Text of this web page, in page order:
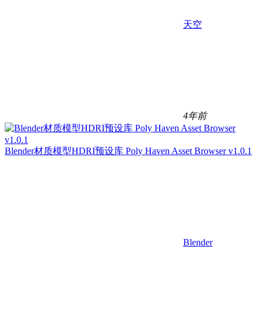
天空
4年前
Blender材质模型HDRI预设库 Poly Haven Asset Browser v1.0.1
Blender